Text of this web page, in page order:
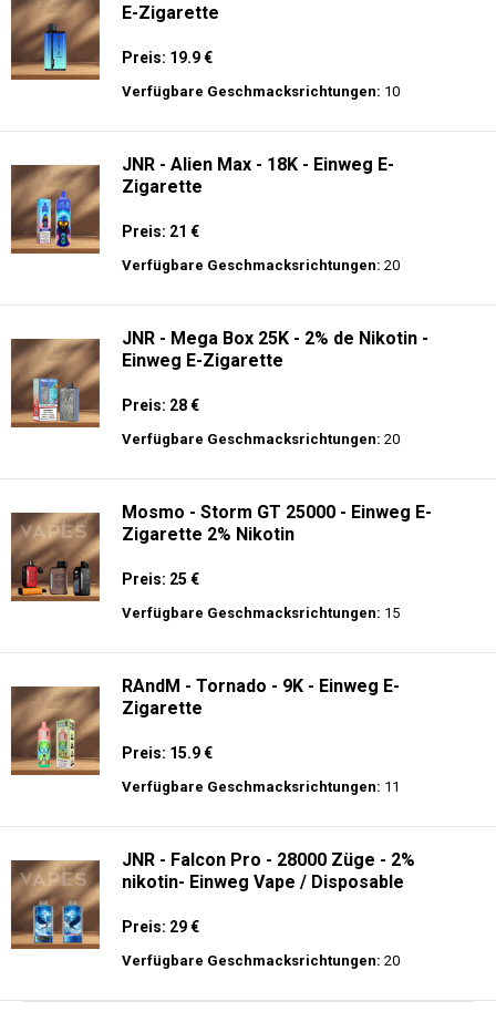
E-Zigarette
Preis: 19.9 €
Verfügbare Geschmacksrichtungen: 10
JNR - Alien Max - 18K - Einweg E-
Zigarette
Preis: 21 €
Verfügbare Geschmacksrichtungen: 20
JNR - Mega Box 25K - 2% de Nikotin -
Einweg E-Zigarette
Preis: 28 €
Verfügbare Geschmacksrichtungen: 20
Mosmo - Storm GT 25000 - Einweg E-
Zigarette 2% Nikotin
Preis: 25 €
Verfügbare Geschmacksrichtungen: 15
RAndM - Tornado - 9K - Einweg E-
Zigarette
Preis: 15.9 €
Verfügbare Geschmacksrichtungen: 11
JNR - Falcon Pro - 28000 Züge - 2%
nikotin- Einweg Vape / Disposable
Preis: 29 €
Verfügbare Geschmacksrichtungen: 20